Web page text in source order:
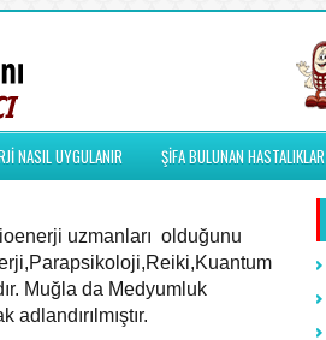
NASIL UYGULANIR ŞİFA BULUNAN HASTALIKLAR
uzmanları olduğunu
Muğla da Medyumluk